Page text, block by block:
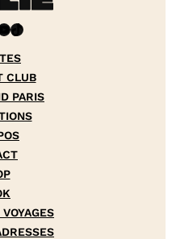
TikTok
CLUB
PARIS